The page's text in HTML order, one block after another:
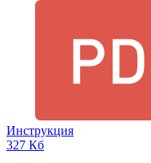
Инструкция
327 Кб